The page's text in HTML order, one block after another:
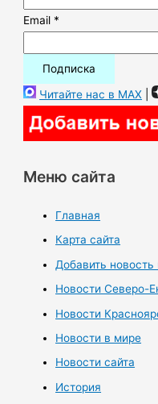
Email *
Читайте нас в MAX |
Меню сайта
Главная
Карта сайта
Добавить
Новости Северо-
Новости
Новости в мире
Новости сайта
История